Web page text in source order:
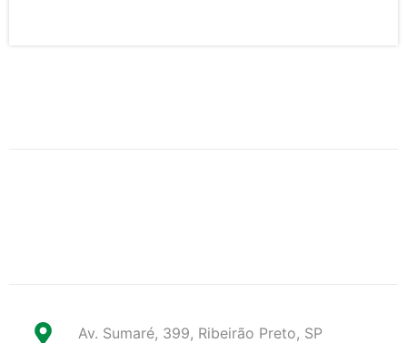
Av. Sumaré, 399, Ribeirão Preto, SP